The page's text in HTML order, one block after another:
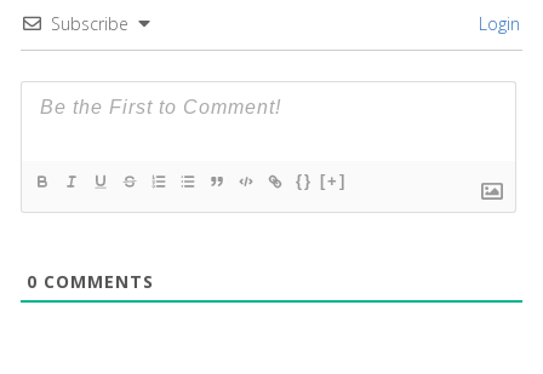
Subscribe Login
{} [+]
0 COMMENTS